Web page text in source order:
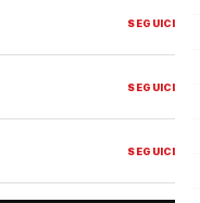
SEGUICI
SEGUICI
SEGUICI